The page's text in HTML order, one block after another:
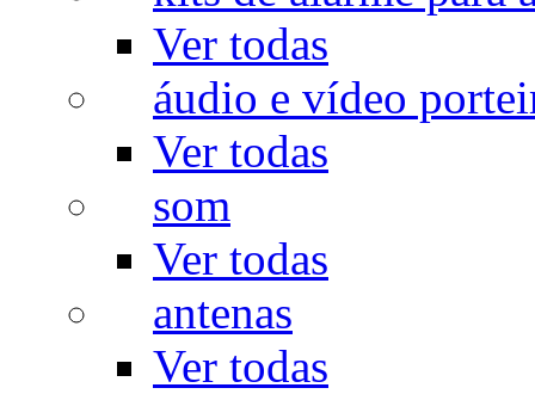
Ver todas
áudio e vídeo
Ver todas
som
Ver todas
antenas
Ver todas